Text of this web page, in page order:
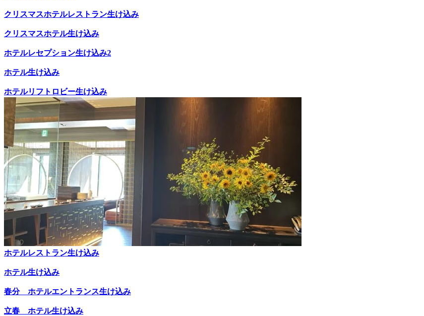
クリスマスホテルレストラン生け込み
クリスマスホテル生け込み
ホテルレセプション生け込み2
ホテル生け込み
ホテルリフトロビー生け込み
ホテルレストラン生け込み
ホテル生け込み
春分 ホテルエントランス生け込み
立春 ホテル生け込み